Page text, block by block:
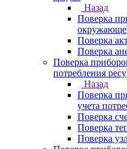
Назад
Поверка
Поверка
Поверка
Поверка
потребления
Назад
Поверка
учета
Поверка
Поверка
Поверка